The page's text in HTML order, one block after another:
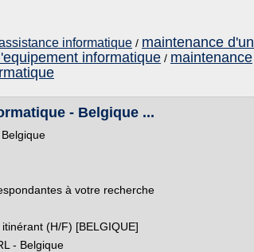
informatique / maintenance d'un
informatique / maintenance
- Belgique ...
à votre recherche
(H/F) [BELGIQUE]
- Belgique